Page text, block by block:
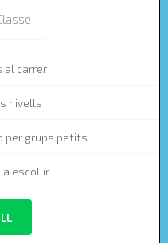
al carrer
nivells
per grups petits
a escollir